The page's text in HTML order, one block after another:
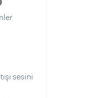
sesini